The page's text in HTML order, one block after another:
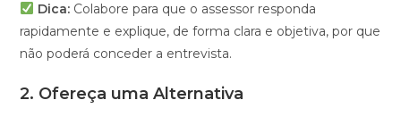
Dica: Colabore para que o assessor responda
rapidamente e explique, de forma clara e objetiva, por que
não poderá conceder a entrevista.
2. Ofereça uma Alternativa